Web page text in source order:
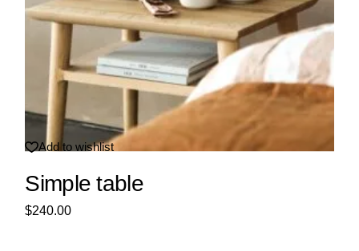
Add to wishlist
Simple table
$240.00